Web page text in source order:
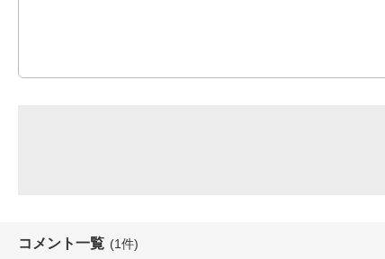
コメント一覧 (1件)